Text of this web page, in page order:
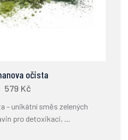
očista
579 Kč
– unikátní směs zelených
pro detoxikaci, ...